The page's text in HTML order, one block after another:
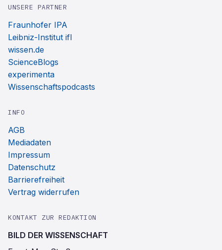
UNSERE PARTNER
Fraunhofer IPA
Leibniz-Institut ifl
wissen.de
ScienceBlogs
experimenta
Wissenschaftspodcasts
INFO
AGB
Mediadaten
Impressum
Datenschutz
Barrierefreiheit
Vertrag widerrufen
KONTAKT ZUR REDAKTION
BILD DER WISSENSCHAFT